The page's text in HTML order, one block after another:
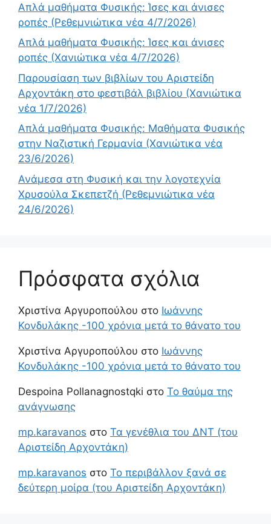
Απλά μαθήματα Φυσικής: Ίσες και άνισες
ροπές (Ρεθεμνιώτικα νέα 4/7/2026)
Απλά μαθήματα Φυσικής: Ίσες και άνισες
ροπές (Χανιώτικα νέα 4/7/2026)
Παρουσίαση των βιβλίων του Αριστείδη
Αρχοντάκη στο φεστιβάλ βιβλίου (Χανιώτικα
νέα 1/7/2026)
Απλά μαθήματα Φυσικής: Μαθήματα Φυσικής
στην Ναζιστική Γερμανία (Χανιώτικα νέα
23/6/2026)
Ανάμεσα στη Φυσική και την λογοτεχνία
Χρυσούλα Σκεπετζή (Ρεθεμνιώτικα νέα
24/6/2026)
Πρόσφατα σχόλια
Χριστίνα Αργυροπούλου στο Ιωάννης
Κονδυλάκης -100 χρόνια μετά το θάνατο του
Χριστίνα Αργυροπούλου στο Ιωάννης
Κονδυλάκης -100 χρόνια μετά το θάνατο του
Despoina Pollanagnostqki στο Το θαύμα της
ανάγνωσης
mp.karavanos στο Τα γενέθλια του ΔΝΤ (του
Αριστείδη Αρχοντάκη)
mp.karavanos στο Το περιβάλλον ξανά σε
δεύτερη μοίρα (του Αριστείδη Αρχοντάκη)